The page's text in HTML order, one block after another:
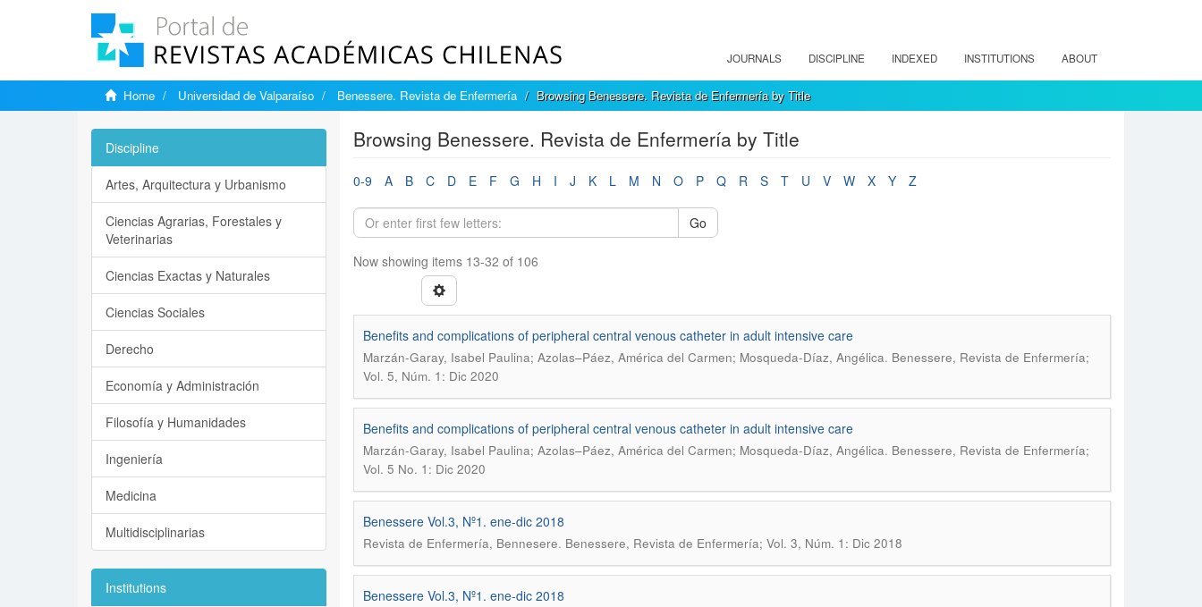
JOURNALS DISCIPLINE INDEXED INSTITUTIONS ABOUT
Home Universidad de Valparaíso Benessere. Revista de Enfermería Browsing Benessere. Revista de Enfermería by Title
Browsing Benessere. Revista de Enfermería by Title
0-9 A B C D E F G H I J K L M N O P Q R S T U V W X Y Z
Go
Now showing items 13-32 of 106
Benefits and complications of peripheral central venous catheter in adult intensive care
Marzán-Garay, Isabel Paulina; Azolas–Páez, América del Carmen; Mosqueda-Díaz, Angélica. Benessere, Revista de Enfermería;
Vol. 5, Núm. 1: Dic 2020
Benefits and complications of peripheral central venous catheter in adult intensive care
Marzán-Garay, Isabel Paulina; Azolas–Páez, América del Carmen; Mosqueda-Díaz, Angélica. Benessere, Revista de Enfermería;
Vol. 5 No. 1: Dic 2020
Benessere Vol.3, Nº1. ene-dic 2018
Revista de Enfermería, Bennesere. Benessere, Revista de Enfermería; Vol. 3, Núm. 1: Dic 2018
Benessere Vol.3, Nº1. ene-dic 2018
Discipline
Artes, Arquitectura y Urbanismo
Ciencias Agrarias, Forestales y
Veterinarias
Ciencias Exactas y Naturales
Ciencias Sociales
Derecho
Economía y Administración
Filosofía y Humanidades
Ingeniería
Medicina
Multidisciplinarias
Institutions